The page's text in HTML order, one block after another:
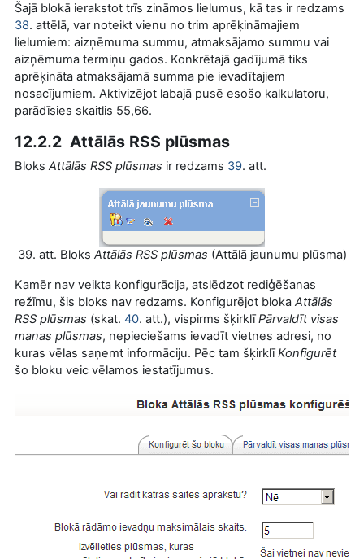
Šajā blokā ierakstot trīs zināmos lielumus, kā tas ir redzams
38. attēlā, var noteikt vienu no trim aprēķināmajiem
lielumiem: aizņēmuma summu, atmaksājamo summu vai
aizņēmuma termiņu gados. Konkrētajā gadījumā tiks
aprēķināta atmaksājamā summa pie ievadītajiem
nosacījumiem. Aktivizējot labajā pusē esošo kalkulatoru,
parādīsies skaitlis 55,66.
12.2.2 Attālās RSS plūsmas
Bloks Attālās RSS plūsmas ir redzams 39. att.
39. att. Bloks Attālās RSS plūsmas (Attālā jaunumu plūsma)
Kamēr nav veikta konfigurācija, atslēdzot rediģēšanas
režīmu, šis bloks nav redzams. Konfigurējot bloka Attālās
RSS plūsmas (skat. 40. att.), vispirms šķirklīPārvaldīt visas
manas plūsmas, nepieciešams ievadīt vietnes adresi, no
kuras vēlas saņemt informāciju. Pēc tam šķirklīKonfigurēt
šo bloku veic vēlamos iestatījumus.